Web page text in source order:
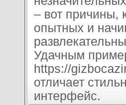
– вот причины,
опытных и
Удачным
https://
отличает
интерфейс.